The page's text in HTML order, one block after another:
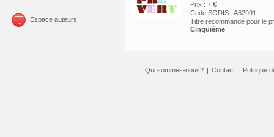
Espace auteurs
Prix : 7 €
Code SODIS : A62991
Titre recommandé pour le
Cinquième
Qui sommes-nous? | Contact | Politique